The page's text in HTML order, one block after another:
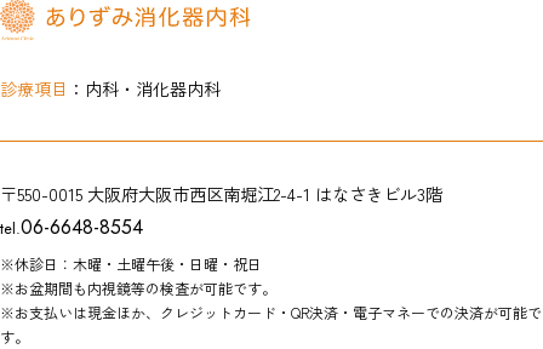
診療項目 ：内科・消化器内科
〒550-0015 大阪府大阪市西区南堀江2-4-1 はなさきビル3階
tel.06-6648-8554
※休診日：木曜・土曜午後・日曜・祝日
※お盆期間も内視鏡等の検査が可能です。
※お支払いは現金ほか、クレジットカード・QR決済・電子マネーでの決済が可能で
す。